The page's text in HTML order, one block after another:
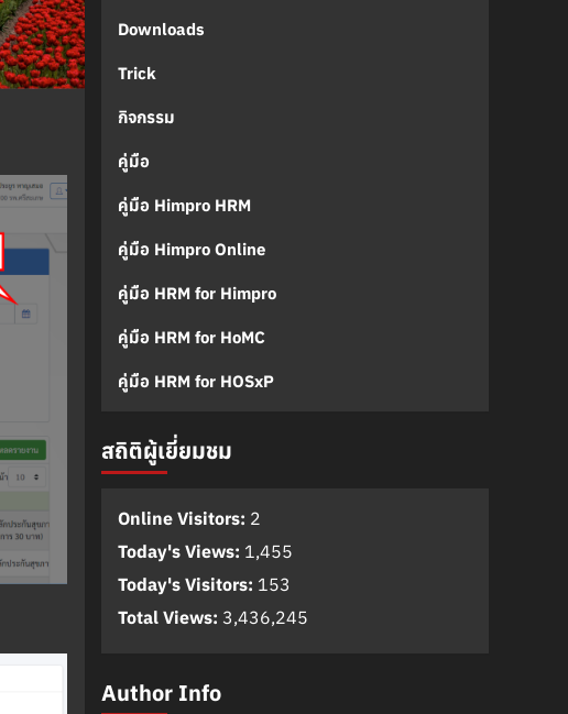
Downloads
Trick
กิจกรรม
คู่มือ
คู่มือ Himpro HRM
คู่มือ Himpro Online
คู่มือ HRM for Himpro
คู่มือ HRM for HoMC
คู่มือ HRM for HOSxP
สถิติผู้เยี่ยมชม
Online Visitors: 2
Today's Views: 1,455
Today's Visitors: 153
Total Views: 3,436,245
Author Info